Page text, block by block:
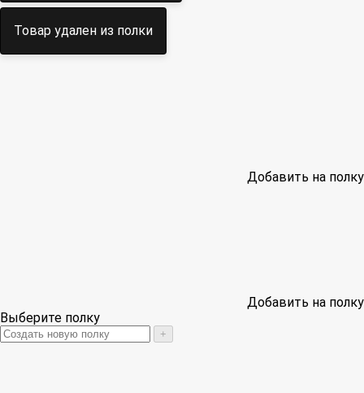
Товар удален из полки
Добавить на полку
Добавить на полку
Выберите полку
+